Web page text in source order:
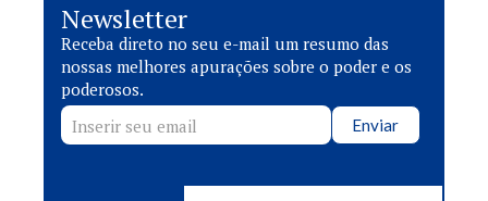
Newsletter
Receba direto no seu e-mail um resumo das
nossas melhores apurações sobre o poder e os
poderosos.
Enviar